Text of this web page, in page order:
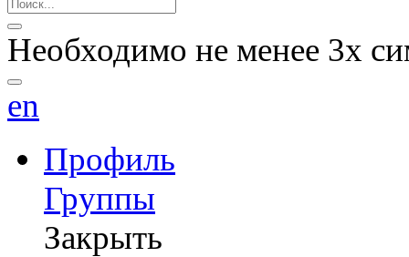
Необходимо не менее 3х
en
Профиль
Группы
Закрыть